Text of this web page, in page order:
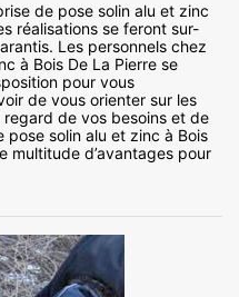
de pose solin alu et zinc
réalisations se feront sur-
Les personnels chez
à Bois De La Pierre se
pour vous
de vous orienter sur les
de vos besoins et de
pose solin alu et zinc à Bois
multitude d’avantages pour